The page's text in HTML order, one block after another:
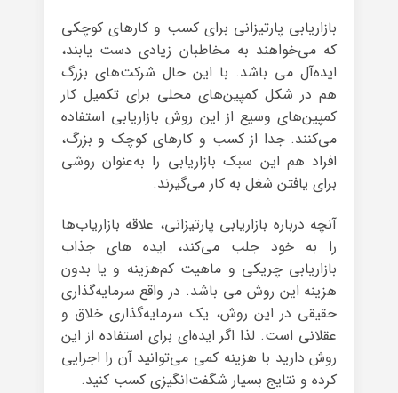
بازاریابی پارتیزانی برای کسب و کارهای کوچکی
که می‌خواهند به مخاطبان زیادی دست یابند،
ایده‌آل می باشد. با این حال شرکت‌های بزرگ
هم در شکل کمپین‌های محلی برای تکمیل کار
کمپین‌های وسیع از این روش بازاریابی استفاده
می‌کنند. جدا از کسب و کار‌های کوچک و بزرگ،
افراد هم این سبک بازاریابی را به‌عنوان روشی
برای یافتن شغل به کار می‌گیرند.
آنچه درباره بازاریابی پارتیزانی، علاقه بازاریاب‌ها
را به خود جلب می‌کند، ایده های جذاب
بازاریابی چریکی و ماهیت کم‌هزینه و یا بدون
هزینه این روش می باشد. در واقع سرمایه‌گذاری
حقیقی در این روش، یک سرمایه‌گذاری خلاق و
عقلانی است. لذا اگر ایده‌ای برای استفاده از این
روش دارید با هزینه کمی می‌توانید آن را اجرایی
کرده و نتایج بسیار شگفت‌انگیزی کسب کنید.